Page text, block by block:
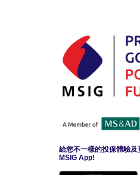
給您不一樣的投保體驗
MSIG App!